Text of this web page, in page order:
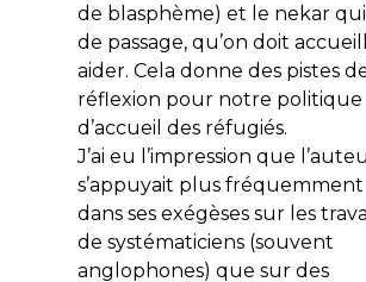
de blasphème) et le nekarqui
de passage, qu’on doit
aider. Cela donne des pistes
réflexion pour notre politique
d’accueil des réfugiés.
J’ai eu l’impression que
s’appuyait plus fréquemment
dans ses exégèses sur les
de systématiciens (souvent
anglophones) que sur des